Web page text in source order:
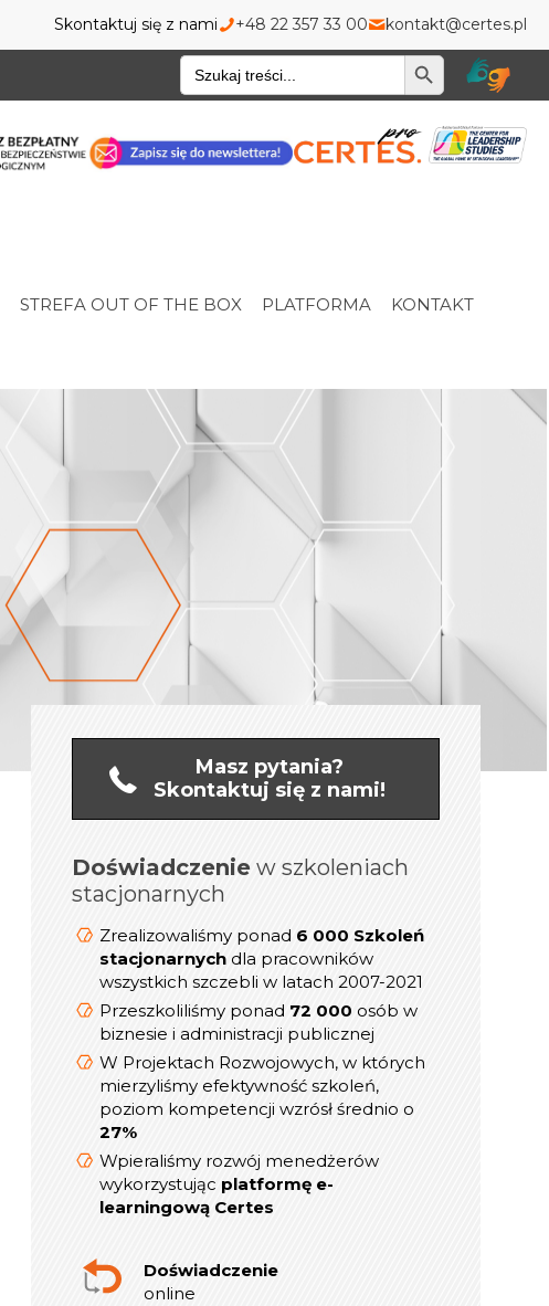
Skontaktuj się z nami +48 22 357 33 00 kontakt@certes.pl
Wyszukiwarka
STREFA OUT OF THE BOX PLATFORMA KONTAKT
Masz pytania?
Skontaktuj się z nami!
Doświadczenie w szkoleniach
stacjonarnych
Zrealizowaliśmy ponad 6 000 Szkoleń
stacjonarnych dla pracowników
wszystkich szczebli w latach 2007-2021
Przeszkoliliśmy ponad 72 000 osób w
biznesie i administracji publicznej
W Projektach Rozwojowych, w których
mierzyliśmy efektywność szkoleń,
poziom kompetencji wzrósł średnio o
27%
Wpieraliśmy rozwój menedżerów
wykorzystując platformę e-
learningową Certes
Doświadczenie
online
Doświadczenie
online
1 200 Szkoleń
online/Webinarów
dla kadry
Menedżerskiej w latach 2019-2021
Przeszkoliliśmy ponad
800
prezesów,
dyrektorów, menedżerów i
kierowników
W Projektach Rozwojowych, w których
mierzyliśmy efektywność szkoleń,
poziom kompetencji wzrósł średnio o
Wpieraliśmy rozwój menedżerów
wykorzystując
platformę e-
learningową Certes
indywidualnych sesji rozwojowych
online dla Menedżerów i Dyrektorów